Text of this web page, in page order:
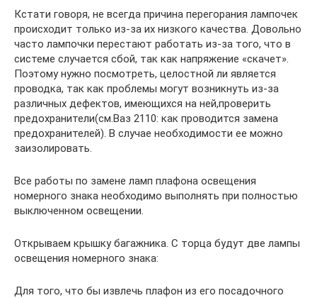
Кстати говоря, не всегда причина перегорания лампочек
происходит только из-за их низкого качества. Довольно
часто лампочки перестают работать из-за того, что в
системе случается сбой, так как напряжение «скачет».
Поэтому нужно посмотреть, целостной ли является
проводка, так как проблемы могут возникнуть из-за
различных дефектов, имеющихся на ней,проверить
предохранители(см.Ваз 2110: как проводится замена
предохранителей). В случае необходимости ее можно
заизолировать.
Все работы по замене ламп плафона освещения
номерного знака необходимо выполнять при полностью
выключенном освещении.
Открываем крышку багажника. С торца будут две лампы
освещения номерного знака:
Для того, что бы извлечь плафон из его посадочного